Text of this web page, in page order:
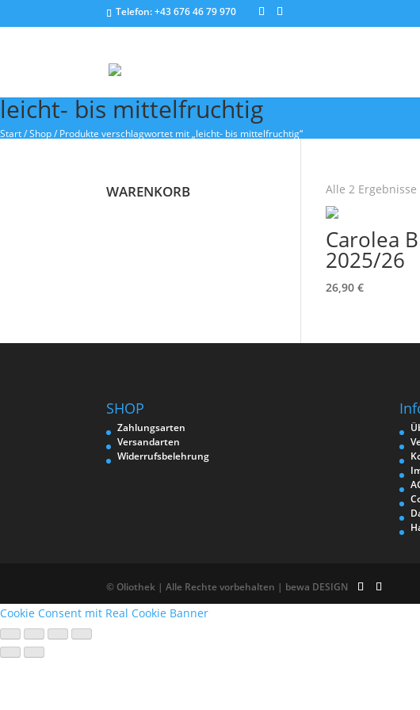
Telefon:+43 676 46 79 970
leicht- bis mittelfruchtig
Start/Shop/ Produkte verschlagwortet mit „leicht- bis mittelfruchtig“
Alle 2
Carolea
2025/26
26,90€
WARENKORB
SHOP
Zahlungsarten
Versandarten
Widerrufsbelehrung
© Oliothek | Alle Rechte vorbehalten | bewa DESIGN
Cookie Consent mit Real Cookie Banner